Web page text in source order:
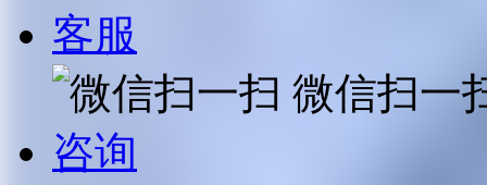
客服
微信扫一
咨询